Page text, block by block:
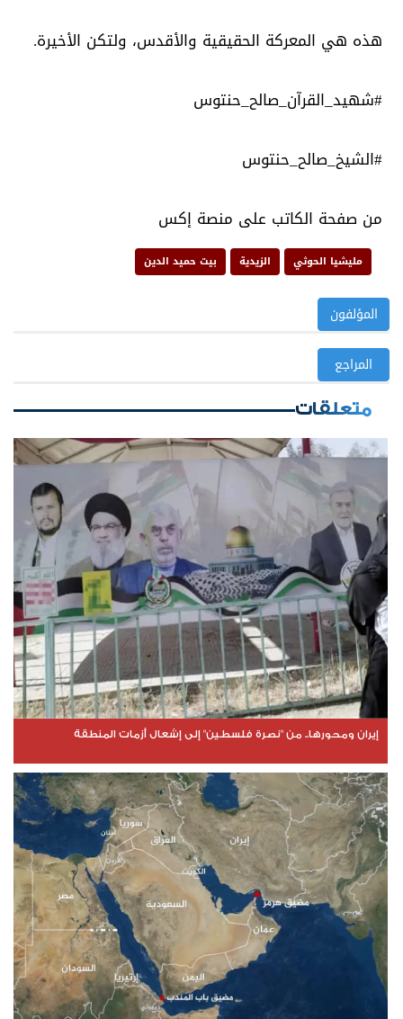
هذه هي المعركة الحقيقية والأقدس، ولتكن الأخيرة.
#شهيد_القرآن_صالح_حنتوس
#الشيخ_صالح_حنتوس
من صفحة الكاتب على منصة إكس
مليشيا الحوثي الزيدية بيت حميد الدين
المؤلفون
المراجع
متعلقات
إيران ومحورها.. من "نصرة فلسطين" إلى إشعال أزمات المنطقة